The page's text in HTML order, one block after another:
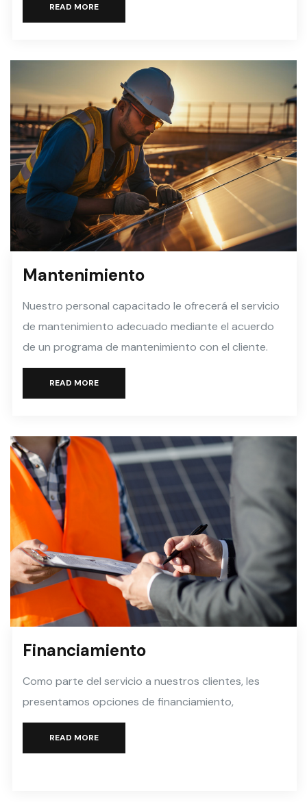
READ MORE
Mantenimiento
Nuestro personal capacitado le ofrecerá el servicio
de mantenimiento adecuado mediante el acuerdo
de un programa de mantenimiento con el cliente.
READ MORE
Financiamiento
Como parte del servicio a nuestros clientes, les
presentamos opciones de financiamiento,
READ MORE